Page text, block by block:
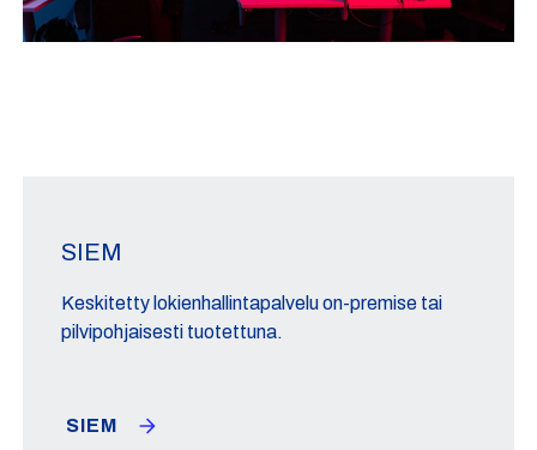
SIEM
Keskitetty lokienhallintapalvelu on-premise tai
pilvipohjaisesti tuotettuna.
SIEM